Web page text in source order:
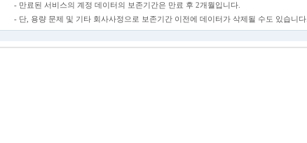
- 만료된 서비스의 계정 데이터의 보존기간은 만료 후 2개월입니다.
- 단, 용량 문제 및 기타 회사사정으로 보존기간 이전에 데이터가 삭제될 수도 있습니다.